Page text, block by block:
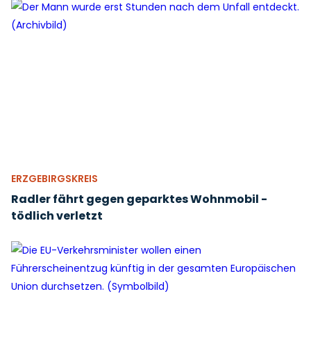
ERZGEBIRGSKREIS
Radler fährt gegen geparktes Wohnmobil -
tödlich verletzt